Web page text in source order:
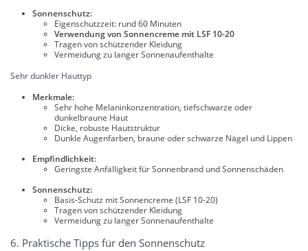
Sonnenschutz:
Eigenschutzzeit: rund 60 Minuten
Verwendung von Sonnencreme mit LSF 10-20
Tragen von schützender Kleidung
Vermeidung zu langer Sonnenaufenthalte
Sehr dunkler Hauttyp
Merkmale:
Sehr hohe Melaninkonzentration, tiefschwarze oder
dunkelbraune Haut
Dicke, robuste Hautstruktur
Dunkle Augenfarben, braune oder schwarze Nägel und Lippen
Empfindlichkeit:
Geringste Anfälligkeit für Sonnenbrand und Sonnenschäden
Sonnenschutz:
Basis-Schutz mit Sonnencreme (LSF 10-20)
Tragen von schützender Kleidung
Vermeidung zu langer Sonnenaufenthalte
6. Praktische Tipps für den Sonnenschutz